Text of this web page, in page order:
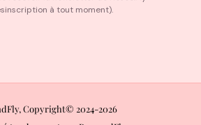
à tout moment).
Copyright© 2024-2026